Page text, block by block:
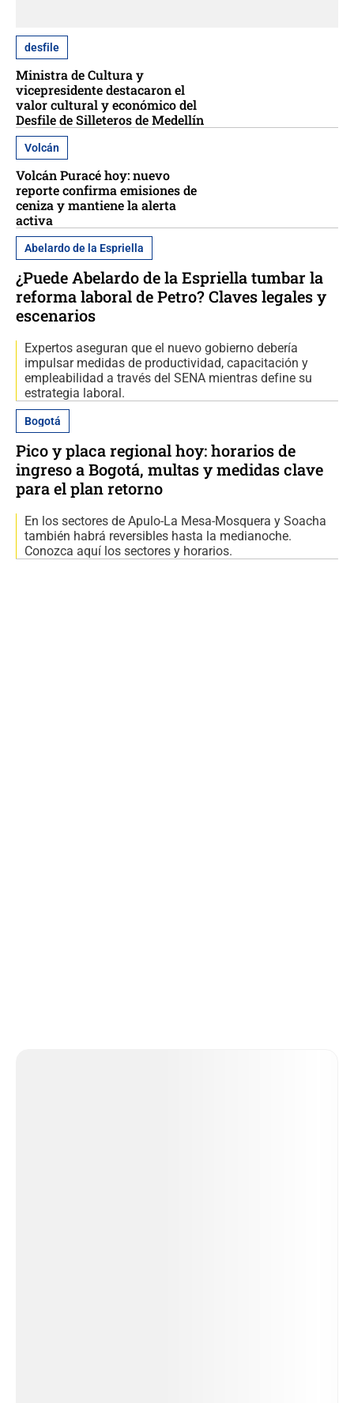
desfile
Ministra de Cultura y
vicepresidente destacaron el
valor cultural y económico del
Desfile de Silleteros de Medellín
Volcán
Volcán Puracé hoy: nuevo
reporte confirma emisiones de
ceniza y mantiene la alerta
activa
Abelardo de la Espriella
¿Puede Abelardo de la Espriella tumbar la
reforma laboral de Petro? Claves legales y
escenarios
Expertos aseguran que el nuevo gobierno debería
impulsar medidas de productividad, capacitación y
empleabilidad a través del SENA mientras define su
estrategia laboral.
Bogotá
Pico y placa regional hoy: horarios de
ingreso a Bogotá, multas y medidas clave
para el plan retorno
En los sectores de Apulo-La Mesa-Mosquera y Soacha
también habrá reversibles hasta la medianoche.
Conozca aquí los sectores y horarios.